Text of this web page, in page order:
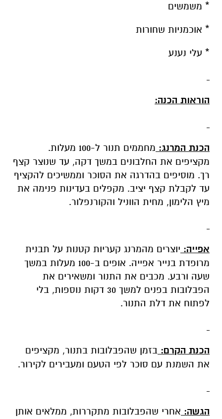
* משמשים
* אוכמניות שחורות
* עלי נענע
הוראות הכנה:
הכנת המרנג:
מחממים תנור ל-100 מעלות.
מקציפים את החלבונים במשך דקה, עד שנוצר קצף
רך. מוסיפים בהדרגה את הסוכר וממשיכים להקציף
עד לקבלת קצף יציב. מקפלים בעדינות פנימה את
מיץ הלימון, מחית הווניל והקורנפלור.
אפייה: יוצרים מהמרנג קעריות קטנות על תבנית
מרופדת בנייר אפייה. אופים ב-100 מעלות במשך
שעה ורבע. מכבים את התנור ומשאירים את
הפבלובות בפנים למשך 30 דקות נוספות, בלי
לפתוח את דלת התנור.
הכנת הקרם: בזמן שהפבלובות בתנור, מקציפים
את השמנת עם סוכר לפי הטעם ומעבירים לקירור.
הגשה: אחרי שהפבלובות מתקררות, ממלאים אותן